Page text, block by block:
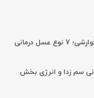
بهترین عسل برای افراد مبتلا به مشکلات گوارشی؛ 7 نوع عسل درمانی
سم زدا و انرژی بخش